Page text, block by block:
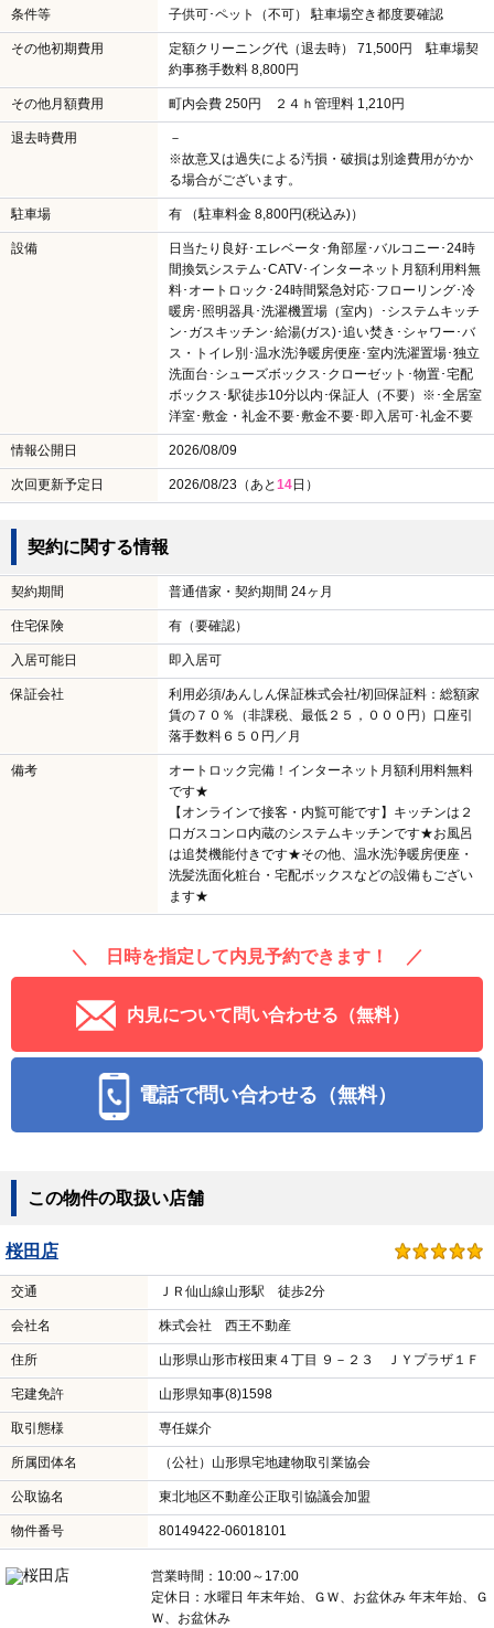
条件等 子供可･ペット（不可） 駐車場空き都度要確認
その他初期費用
定額クリーニング代（退去時） 71,500円 駐車場契
約事務手数料 8,800円
その他月額費用 町内会費 250円 ２４ｈ管理料 1,210円
退去時費用
－
※故意又は過失による汚損・破損は別途費用がかか
る場合がございます。
駐車場 有 （駐車料金 8,800円(税込み)）
設備
日当たり良好･エレベータ･角部屋･バルコニー･24時
間換気システム･CATV･インターネット月額利用料無
料･オートロック･24時間緊急対応･フローリング･冷
暖房･照明器具･洗濯機置場（室内）･システムキッチ
ン･ガスキッチン･給湯(ガス)･追い焚き･シャワー･バ
ス・トイレ別･温水洗浄暖房便座･室内洗濯置場･独立
洗面台･シューズボックス･クローゼット･物置･宅配
ボックス･駅徒歩10分以内･保証人（不要）※･全居室
洋室･敷金・礼金不要･敷金不要･即入居可･礼金不要
情報公開日 2026/08/09
次回更新予定日 2026/08/23（あと14日）
契約に関する情報
契約期間 普通借家・契約期間 24ヶ月
住宅保険 有（要確認）
入居可能日 即入居可
保証会社
利用必須/あんしん保証株式会社/初回保証料：総額家
賃の７０％（非課税、最低２５，０００円）口座引
落手数料６５０円／月
備考
オートロック完備！インターネット月額利用料無料
です★
【オンラインで接客・内覧可能です】キッチンは２
口ガスコンロ内蔵のシステムキッチンです★お風呂
は追焚機能付きです★その他、温水洗浄暖房便座・
洗髪洗面化粧台・宅配ボックスなどの設備もござい
ます★
＼ 日時を指定して内見予約できます！ ／
内見について問い合わせる（無料）
電話で問い合わせる（無料）
この物件の取扱い店舗
桜田店
交通 ＪＲ仙山線山形駅 徒歩2分
会社名 株式会社 西王不動産
住所 山形県山形市桜田東４丁目 ９－２３ ＪＹプラザ１Ｆ
宅建免許 山形県知事(8)1598
取引態様 専任媒介
所属団体名 （公社）山形県宅地建物取引業協会
公取協名 東北地区不動産公正取引協議会加盟
物件番号 80149422-06018101
営業時間：10:00～17:00
定休日：水曜日 年末年始、ＧＷ、お盆休み 年末年始、Ｇ
Ｗ、お盆休み